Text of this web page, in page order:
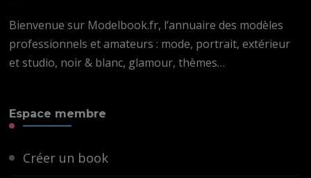
Bienvenue sur Modelbook.fr, l’annuaire des modèles
professionnels et amateurs : mode, portrait, extérieur
et studio, noir & blanc, glamour, thèmes…
Espace membre
Créer un book